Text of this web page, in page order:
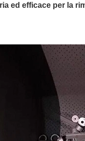
ed efficace per la